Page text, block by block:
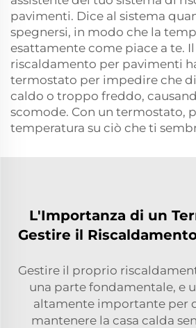
pavimenti. Dice al sistema
spegnersi, in modo che la
esattamente come piace a te.
riscaldamento per pavimenti
termostato per impedire che
caldo o troppo freddo,
scomode. Con un termostato,
temperatura su ciò che ti
L'Importanza di un
Gestire il
Gestire il proprio
una parte fondamentale, e
altamente importante per
mantenere la casa calda